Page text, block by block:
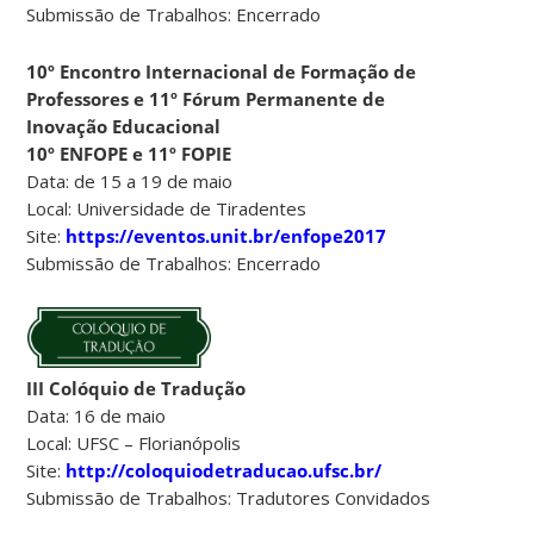
Submissão de Trabalhos: Encerrado
10º Encontro Internacional de Formação de
Professores e 11º Fórum Permanente de
Inovação Educacional
10º ENFOPE e 11º FOPIE
Data: de 15 a 19 de maio
Local: Universidade de Tiradentes
Site: https://eventos.unit.br/enfope2017
Submissão de Trabalhos: Encerrado
III Colóquio de Tradução
Data: 16 de maio
Local: UFSC – Florianópolis
Site: http://coloquiodetraducao.ufsc.br/
Submissão de Trabalhos: Tradutores Convidados